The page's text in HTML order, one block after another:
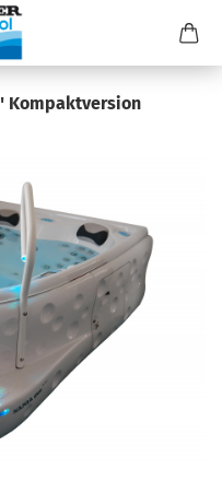
Kompaktversion